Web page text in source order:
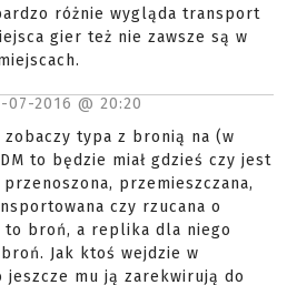
różnie wygląda transport
gier też nie zawsze są w
07-2016 @ 20:20
typa z bronią na (w
to będzie miał gdzieś czy jest
przemieszczana,
czy rzucana o
to broń, a replika dla niego
Jak ktoś wejdzie w
jeszcze mu ją zarekwirują do